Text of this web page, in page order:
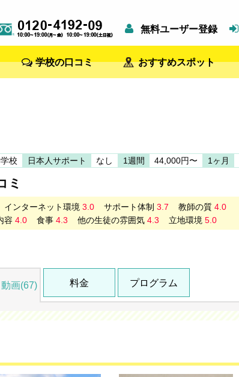
無料ユーザー登録
学校の口コミ おすすめスポット
校 日本人サポート なし 1週間 44,000円〜 1ヶ月
ミ
インターネット環境 3.0 サポート体制 3.7 教師の質 4.0
容 4.0 食事 4.3 他の生徒の雰囲気 4.3 立地環境 5.0
画(67) 料金 プログラム